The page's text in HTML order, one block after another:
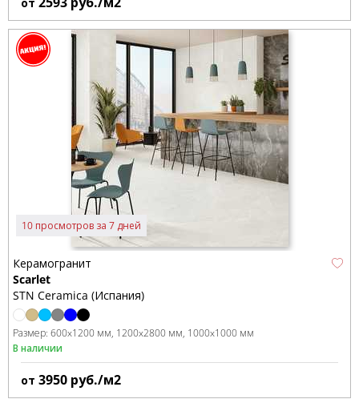
10 просмотров за 7 дней
Керамогранит
Scarlet
STN Ceramica (Испания)
Размер: 600x1200 мм 1200x2800 мм 1000x1000 мм
В наличии
от 3950 руб./м2